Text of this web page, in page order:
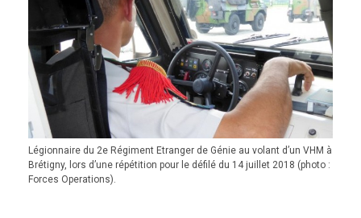
Légionnaire du 2e Régiment Etranger de Génie au volant d’un VHM à
Brétigny, lors d’une répétition pour le défilé du 14 juillet 2018 (photo :
Forces Operations).